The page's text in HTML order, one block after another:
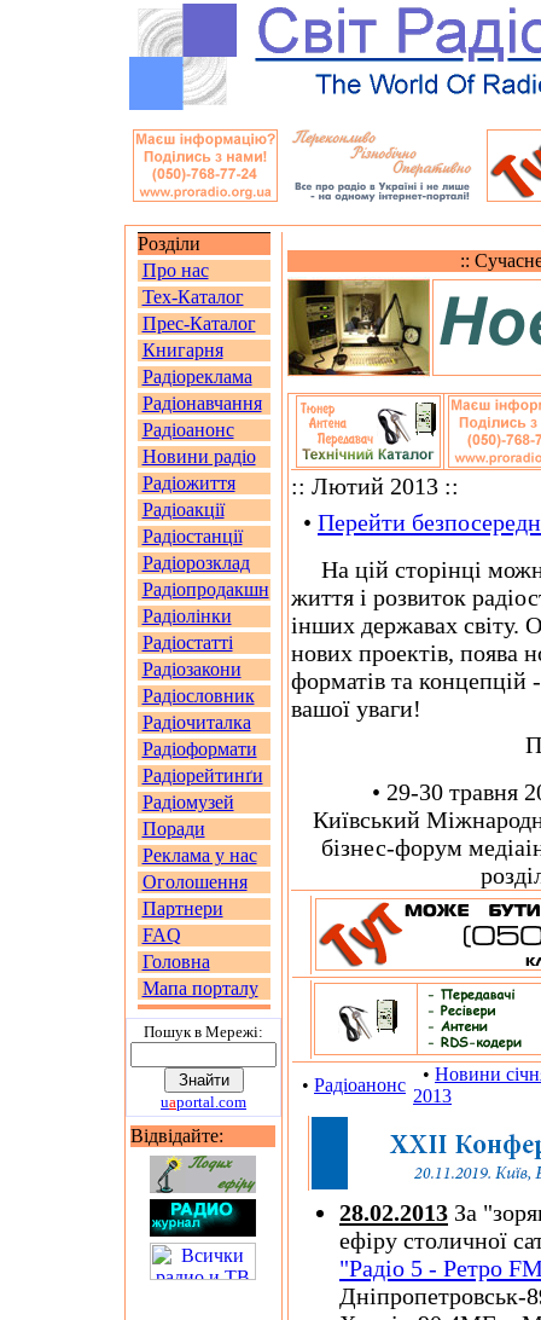
Розділи
Про нас
Тех-Каталог
Прес-Каталог
Книгарня
Радіореклама
Радіонавчання
Радіоанонс
Новини радіо
Радіожиття
Радіоакції
Радіостанції
Радіорозклад
Радіопродакшн
Радіолінки
Радіостатті
Радіозакони
Радіословник
Радіочиталка
Радіоформати
Радіорейтинґи
Радіомузей
Поради
Реклама у нас
Оголошення
Партнери
FAQ
Головна
Мапа порталу
Пошук в Мережi:
uaportal.com
Відвідайте:
::
:: Лютий 2013 ::
• Перейти
На цій сторінці
життя і розвиток
інших державах світу.
нових проектів, поява
форматів та концепцій
вашої уваги!
• 29-30 травня
Київський
бізнес-форум
• Радіоанонс
• Новини
2013
28.02.2013 За
ефіру столичної
"Радіо 5 - Ретро